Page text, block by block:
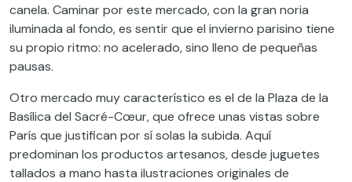
canela. Caminar por este mercado, con la gran noria
iluminada al fondo, es sentir que el invierno parisino tiene
su propio ritmo: no acelerado, sino lleno de pequeñas
pausas.
Otro mercado muy característico es el de la Plaza de la
Basílica del Sacré-Cœur, que ofrece unas vistas sobre
París que justifican por sí solas la subida. Aquí
predominan los productos artesanos, desde juguetes
tallados a mano hasta ilustraciones originales de